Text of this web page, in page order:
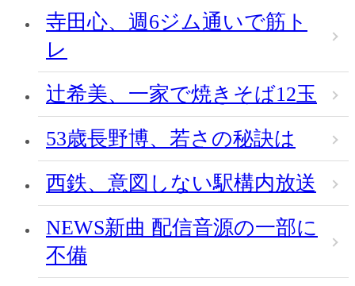
寺田心、週6ジム通いで筋ト
レ
辻希美、一家で焼きそば12玉
53歳長野博、若さの秘訣は
西鉄、意図しない駅構内放送
NEWS新曲 配信音源の一部に
不備